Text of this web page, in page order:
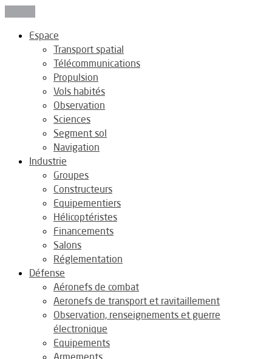
Espace
Transport spatial
Télécommunications
Propulsion
Vols habités
Observation
Sciences
Segment sol
Navigation
Industrie
Groupes
Constructeurs
Equipementiers
Hélicoptéristes
Financements
Salons
Réglementation
Défense
Aéronefs de combat
Aeronefs de transport et ravitaillement
Observation, renseignements et guerre
électronique
Equipements
Armements